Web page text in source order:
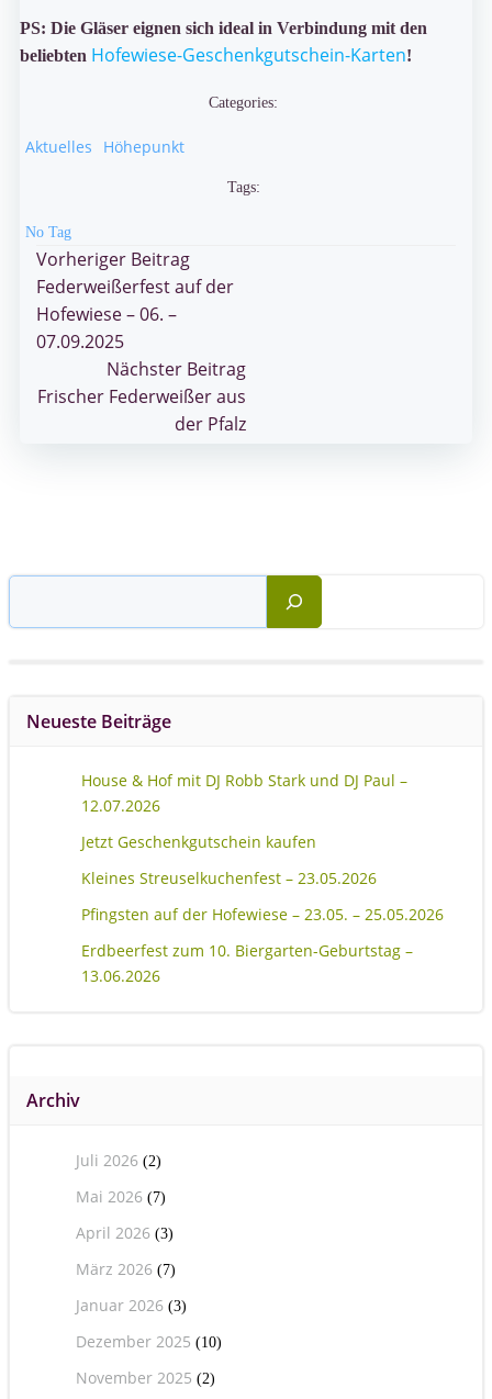
PS: Die Gläser eignen sich ideal in Verbindung mit den
beliebten Hofewiese-Geschenkgutschein-Karten!
Categories:
Aktuelles Höhepunkt
Tags:
No Tag
Post
navigation
Vorheriger Beitrag
Federweißerfest auf der
Hofewiese – 06. –
07.09.2025
Post
navigation
Nächster Beitrag
Frischer Federweißer aus
der Pfalz
Neueste Beiträge
House & Hof mit DJ Robb Stark und DJ Paul –
12.07.2026
Jetzt Geschenkgutschein kaufen
Kleines Streuselkuchenfest – 23.05.2026
Pfingsten auf der Hofewiese – 23.05. – 25.05.2026
Erdbeerfest zum 10. Biergarten-Geburtstag –
13.06.2026
Archiv
Juli 2026 (2)
Mai 2026 (7)
April 2026 (3)
März 2026 (7)
Januar 2026 (3)
Dezember 2025 (10)
November 2025 (2)